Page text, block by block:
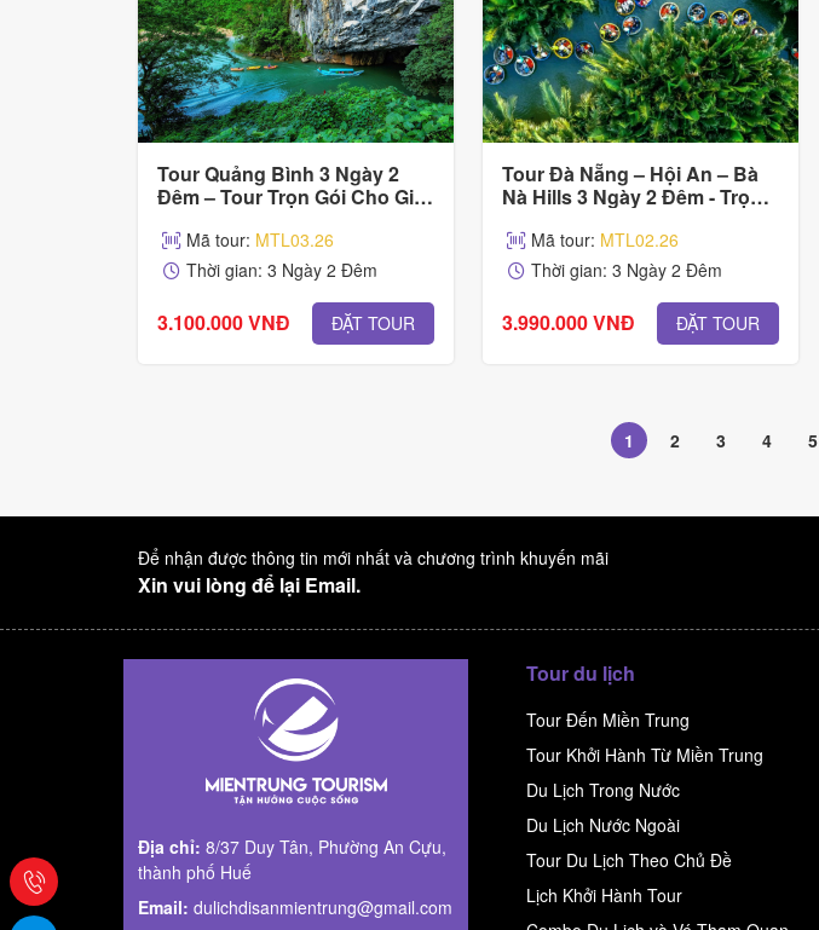
Tour Quảng Bình 3 Ngày 2
Đêm – Tour Trọn Gói Cho Gia
Mã tour: MTL03.26
Thời gian: 3 Ngày 2 Đêm
3.100.000 VNĐ ĐẶT TOUR
Tour Đà Nẵng – Hội An – Bà
Nà Hills 3 Ngày 2 Đêm - Trọn
Mã tour: MTL02.26
Thời gian: 3 Ngày 2 Đêm
3.990.000 VNĐ ĐẶT TOUR
1 2 3 4 5
Để nhận được thông tin mới nhất và chương trình khuyến mãi
Xin vui lòng để lại Email.
Địa chỉ: 8/37 Duy Tân, Phường An Cựu,
thành phố Huế
Email: dulichdisanmientrung@gmail.com
Tour du lịch
Tour Đến Miền Trung
Tour Khởi Hành Từ Miền Trung
Du Lịch Trong Nước
Du Lịch Nước Ngoài
Tour Du Lịch Theo Chủ Đề
Lịch Khởi Hành Tour